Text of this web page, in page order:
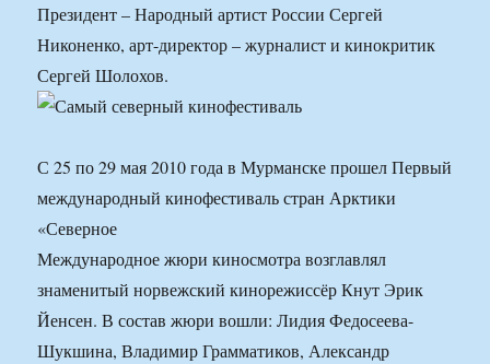
Президент – Народный артист России Сергей
Никоненко, арт-директор – журналист и кинокритик
Сергей Шолохов.
С 25 по 29 мая 2010 года в Мурманске прошел Первый
международный кинофестиваль стран Арктики
«Северное
Международное жюри киносмотра возглавлял
знаменитый норвежский кинорежиссёр Кнут Эрик
Йенсен. В состав жюри вошли: Лидия Федосеева-
Шукшина, Владимир Грамматиков, Александр